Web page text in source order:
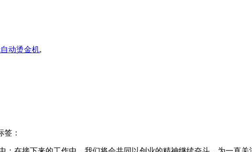
动烫金机,
：